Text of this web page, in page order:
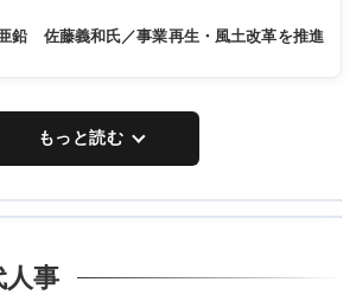
鉛 佐藤義和氏／事業再生・風土改革を推進
もっと読む
人事